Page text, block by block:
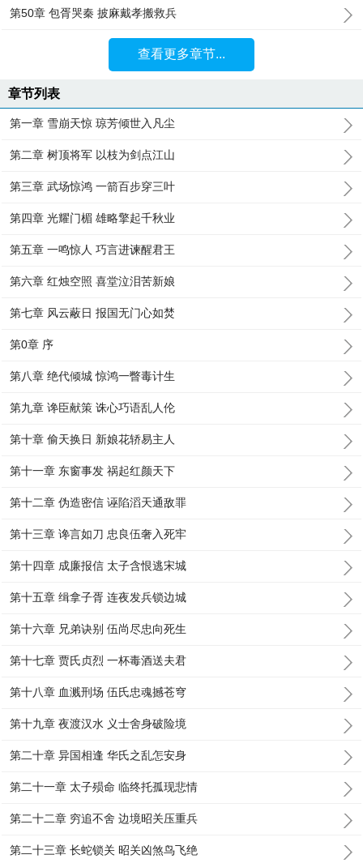
第50章 包胥哭秦 披麻戴孝搬救兵
查看更多章节...
章节列表
第一章 雪崩天惊 琼芳倾世入凡尘
第二章 树顶将军 以枝为剑点江山
第三章 武场惊鸿 一箭百步穿三叶
第四章 光耀门楣 雄略擎起千秋业
第五章 一鸣惊人 巧言进谏醒君王
第六章 红烛空照 喜堂泣泪苦新娘
第七章 风云蔽日 报国无门心如焚
第0章 序
第八章 绝代倾城 惊鸿一瞥毒计生
第九章 谗臣献策 诛心巧语乱人伦
第十章 偷天换日 新娘花轿易主人
第十一章 东窗事发 祸起红颜天下
第十二章 伪造密信 诬陷滔天通敌罪
第十三章 谗言如刀 忠良伍奢入死牢
第十四章 成廉报信 太子含恨逃宋城
第十五章 缉拿子胥 连夜发兵锁边城
第十六章 兄弟诀别 伍尚尽忠向死生
第十七章 贾氏贞烈 一杯毒酒送夫君
第十八章 血溅刑场 伍氏忠魂撼苍穹
第十九章 夜渡汉水 义士舍身破险境
第二十章 异国相逢 华氏之乱怎安身
第二十一章 太子殒命 临终托孤现悲情
第二十二章 穷追不舍 边境昭关压重兵
第二十三章 长蛇锁关 昭关凶煞鸟飞绝